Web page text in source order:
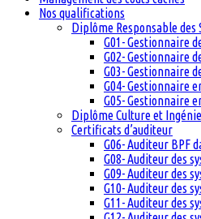
Nos qualifications
Diplôme Responsable
G01- Gestionnaire
G02- Gestionnaire
G03- Gestionnaire
G04- Gestionnaire
G05- Gestionnaire
Diplôme Culture et
Certificats d’auditeur
G06- Auditeur BPF
G08- Auditeur des
G09- Auditeur des
G10- Auditeur des
G11- Auditeur des